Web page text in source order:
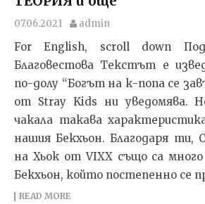
07.06.2021 admin
For English, scroll down
Благовестова Текстът e
по-долу “Богът на к-попа се
от Stray Kids ни уведомява.
чакала такава
нашия Бекхьон. Благодаря ти,
на Хьок от VIXX също са
Бекхьон, който постепенно се
READ MORE